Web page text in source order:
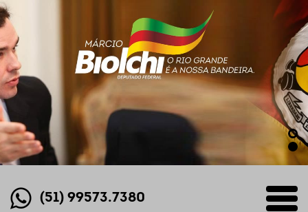
(51) 99573.7380